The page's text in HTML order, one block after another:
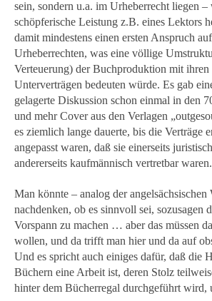
sein, sondern u.a. im Urheberrecht liegen –
schöpferische Leistung z.B. eines Lektors
damit mindestens einen ersten Anspruch
Urheberrechten, was eine völlige
Verteuerung) der Buchproduktion mit ihren
Unterverträgen bedeuten würde. Es gab
gelagerte Diskussion schon einmal in den
und mehr Cover aus den Verlagen
es ziemlich lange dauerte, bis die Verträge
angepasst waren, daß sie einerseits
andererseits kaufmännisch vertretbar waren.
Man könnte – analog der angelsächsischen
nachdenken, ob es sinnvoll sei, sozusagen
Vorspann zu machen … aber das müssen
wollen, und da trifft man hier und da auf
Und es spricht auch einiges dafür, daß die
Büchern eine Arbeit ist, deren Stolz
hinter dem Bücherregal durchgeführt wird,